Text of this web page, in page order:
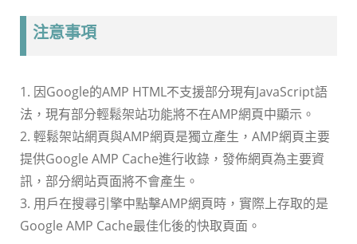
注意事項
1. 因Google的AMP HTML不支援部分現有JavaScript語
法，現有部分輕鬆架站功能將不在AMP網頁中顯示。
2. 輕鬆架站網頁與AMP網頁是獨立產生，AMP網頁主要
提供Google AMP Cache進行收錄 ， 發佈網頁為主要資
訊 ， 部分網站頁面將不會產生。
3. 用戶在搜尋引擎中點擊AMP網頁時，實際上存取的是
Google AMP Cache最佳化後的快取頁面。